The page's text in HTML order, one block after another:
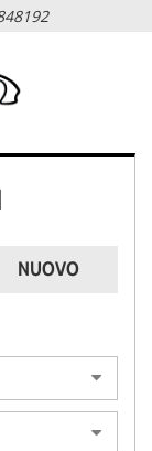
NUOVO